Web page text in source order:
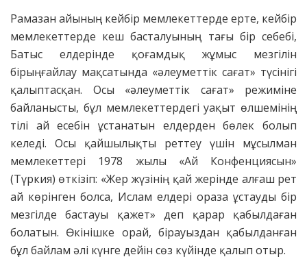
Рамазан айының кейбір мемлекеттерде ерте, кейбір
мемлекеттерде кеш басталуының тағы бір себебі,
Батыс елдерінде қоғамдық жұмыс мезгілін
бірыңғайлау мақсатында «әлеуметтік сағат» түсінігі
қалыптасқан. Осы «әлеуметтік сағат» режиміне
байланыс­ты, бұл мемлекеттердегі уақыт өлшемінің
тілі ай есебін ұстанатын елдерден бөлек болып
келеді. Осы қайшылықты реттеу үшін мұсылман
мемлекеттері 1978 жылы «Ай Конфенциясын»
(Түркия) өткізіп: «Жер жүзінің қай жерінде алғаш рет
ай көрінген болса, Ислам елдері ораза ұстауды бір
мезгілде бастауы қажет» деп қарар қабылдаған
болатын. Өкінішке орай, бірауыздан қабылданған
бұл байлам әлі күнге дейін сөз күйінде қалып отыр.